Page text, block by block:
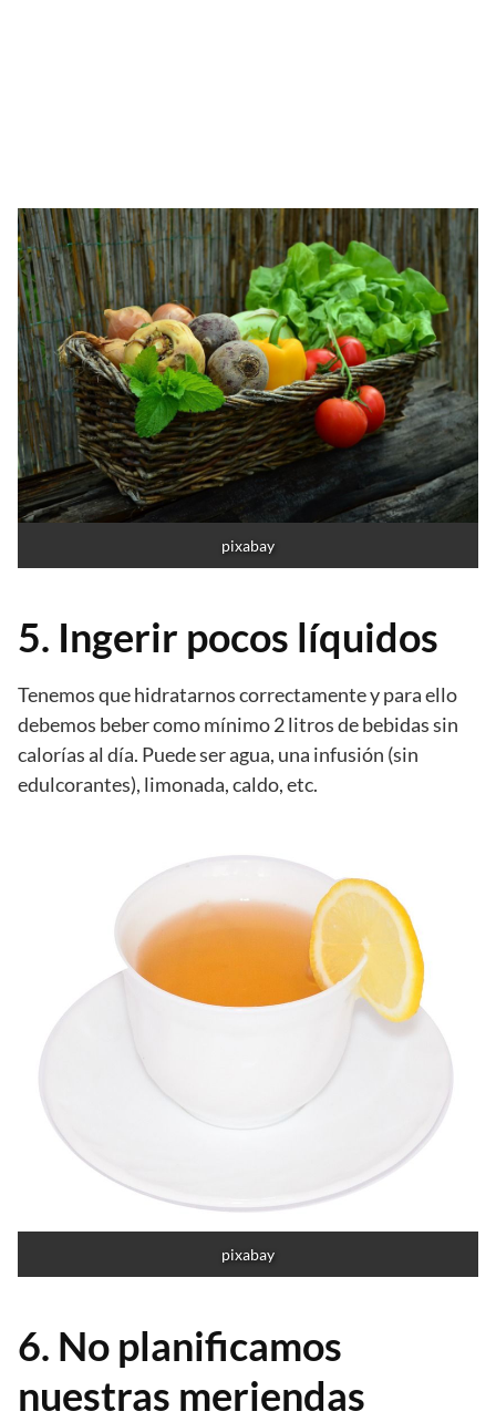
pixabay
5. Ingerir pocos líquidos
Tenemos que hidratarnos correctamente y para ello
debemos beber como mínimo 2 litros de bebidas sin
calorías al día. Puede ser agua, una infusión (sin
edulcorantes), limonada, caldo, etc.
pixabay
6. No planificamos
nuestras meriendas